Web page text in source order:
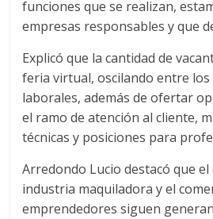
funciones que se realizan,
empresas responsables y que
Explicó que la cantidad de
feria virtual, oscilando entre los
laborales, además de ofertar
el ramo de atención al cliente,
técnicas y posiciones para
Arredondo Lucio destacó que
industria maquiladora y el
emprendedores siguen